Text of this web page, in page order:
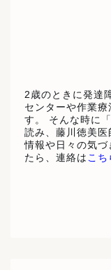
2歳のときに発達
センターや作業
す。 そんな時に
読み、藤川徳美
情報や日々の気
たら、連絡は こち